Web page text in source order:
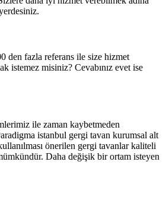
den fazla referans ile size hizmet
istemez misiniz? Cevabınız evet ise
ile zaman kaybetmeden
istanbul gergi tavan kurumsal alt
önerilen gergi tavanlar kaliteli
Daha değişik bir ortam isteyen